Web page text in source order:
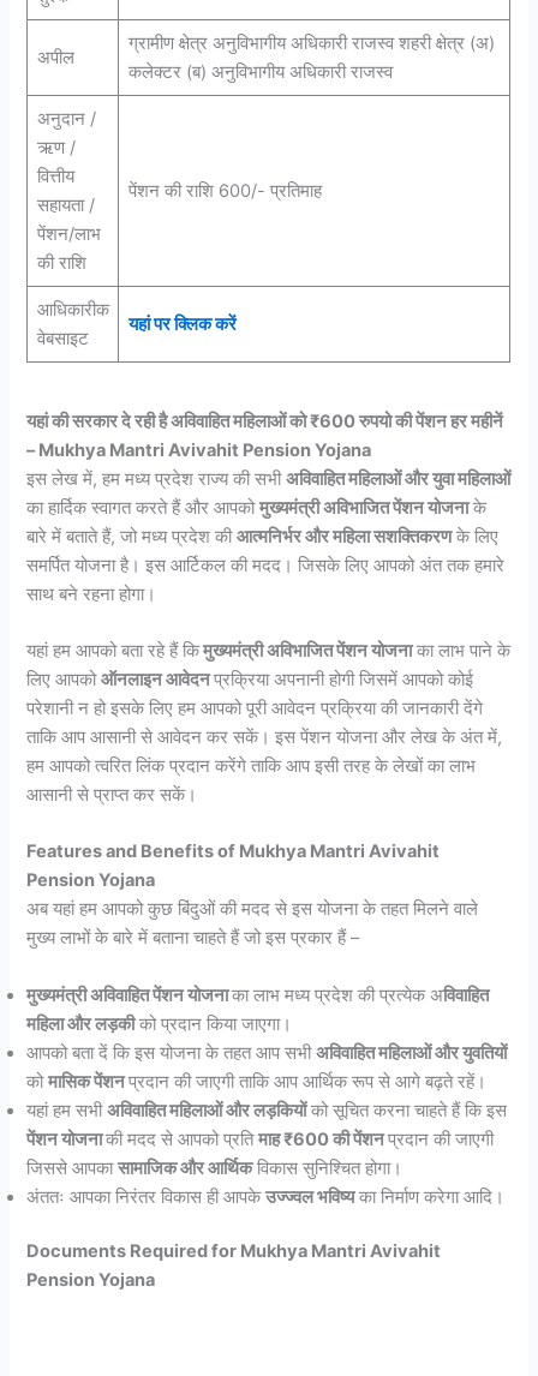
अपील
ग्रामीण क्षेत्र अनुविभागीय अधिकारी राजस्व शहरी क्षेत्र (अ)
कलेक्टर (ब) अनुविभागीय अधिकारी राजस्व
अनुदान /
ऋण /
वित्तीय
सहायता /
पेंशन/लाभ
की राशि
पेंशन की राशि 600/- प्रतिमाह
आधिकारीक
वेबसाइट
यहां पर क्लिक करें
यहां की सरकार दे रही है अविवाहित महिलाओं को ₹600 रुपयो की पेंशन हर महीनें
– Mukhya Mantri Avivahit Pension Yojana
इस लेख में, हम मध्य प्रदेश राज्य की सभीअविवाहित महिलाओं और युवा महिलाओं
का हार्दिक स्वागत करते हैं और आपकोमुख्यमंत्री अविभाजित पेंशन योजनाके
बारे में बताते हैं, जो मध्य प्रदेश कीआत्मनिर्भर और महिला सशक्तिकरणके लिए
समर्पित योजना है। इस आर्टिकल की मदद। जिसके लिए आपको अंत तक हमारे
साथ बने रहना होगा।
यहां हम आपको बता रहे हैं किमुख्यमंत्री अविभाजित पेंशन योजनाका लाभ पाने के
लिए आपकोऑनलाइन आवेदनप्रक्रिया अपनानी होगी जिसमें आपको कोई
परेशानी न हो इसके लिए हम आपको पूरी आवेदन प्रक्रिया की जानकारी देंगे
ताकि आप आसानी से आवेदन कर सकें। इस पेंशन योजना और लेख के अंत में,
हम आपको त्वरित लिंक प्रदान करेंगे ताकि आप इसी तरह के लेखों का लाभ
आसानी से प्राप्त कर सकें।
Features and Benefits of Mukhya Mantri Avivahit
Pension Yojana
अब यहां हम आपको कुछ बिंदुओं की मदद से इस योजना के तहत मिलने वाले
मुख्य लाभों के बारे में बताना चाहते हैं जो इस प्रकार हैं –
मुख्यमंत्री अविवाहित पेंशन योजनाका लाभ मध्य प्रदेश की प्रत्येक अविवाहित
महिला और लड़कीको प्रदान किया जाएगा।
आपको बता दें कि इस योजना के तहत आप सभीअविवाहित महिलाओं और युवतियों
कोमासिक पेंशनप्रदान की जाएगी ताकि आप आर्थिक रूप से आगे बढ़ते रहें।
यहां हम सभीअविवाहित महिलाओं और लड़कियोंको सूचित करना चाहते हैं कि इस
पेंशन योजनाकी मदद से आपको प्रतिमाह ₹600 की पेंशनप्रदान की जाएगी
जिससे आपकासामाजिक और आर्थिकविकास सुनिश्चित होगा।
अंततः आपका निरंतर विकास ही आपकेउज्ज्वल भविष्यका निर्माण करेगा आदि।
Documents Required for Mukhya Mantri Avivahit
Pension Yojana